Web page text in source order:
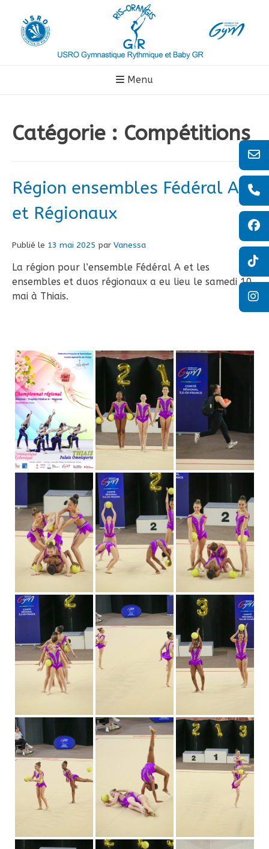
contenu
Menu
Catégorie : Compétitions
Région ensembles Fédéral A
et Régionaux
Publié le 13 mai 2025 par Vanessa
La région pour l’ensemble Fédéral A et les
ensembles et duos régionaux a eu lieu le samedi 10
mai à Thiais.